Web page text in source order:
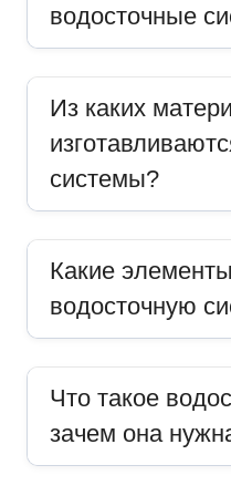
водосточные
Из каких
системы?
Какие
водосточную
Что такое
зачем она